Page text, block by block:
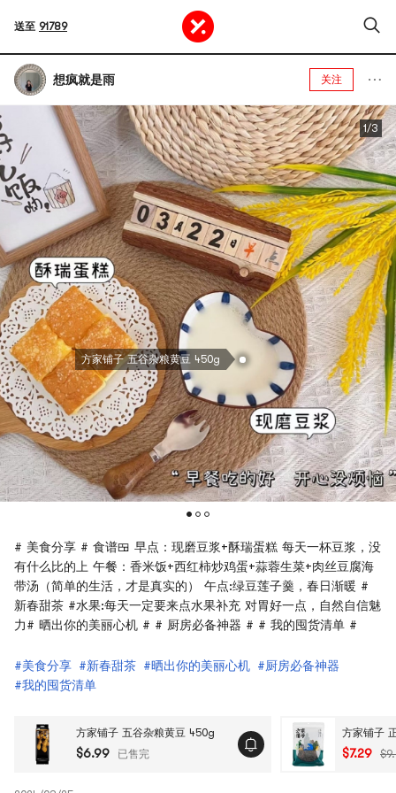
送至 91789
想疯就是雨 关注
方家铺子 五谷杂粮黄豆 450g
1/3
# 美食分享 # 食谱🍱 早点：现磨豆浆+酥瑞蛋糕 每天一杯豆浆，没
有什么比的上 午餐：香米饭+西红柿炒鸡蛋+蒜蓉生菜+肉丝豆腐海
带汤（简单的生活，才是真实的） 午点:绿豆莲子羹，春日渐暖 #
新春甜茶 #水果:每天一定要来点水果补充 对胃好一点，自然自信魅
力# 晒出你的美丽心机 # # 厨房必备神器 # # 我的囤货清单 #
#美食分享 #新春甜茶 #晒出你的美丽心机 #厨房必备神器
#我的囤货清单
方家铺子 五谷杂粮黄豆 450g
$6.99 已售完
方家铺子
$7.29